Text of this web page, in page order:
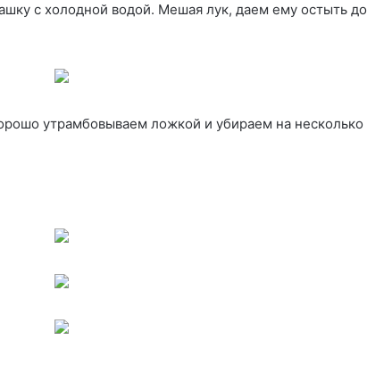
с холодной водой. Мешая лук, даем ему остыть до
утрамбовываем ложкой и убираем на несколько